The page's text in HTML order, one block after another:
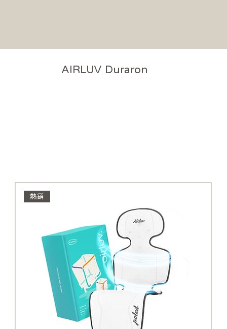
AIRLUV Duraron
熱銷